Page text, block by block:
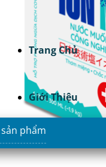
Trang Chủ
Giới Thiệu
phẩm